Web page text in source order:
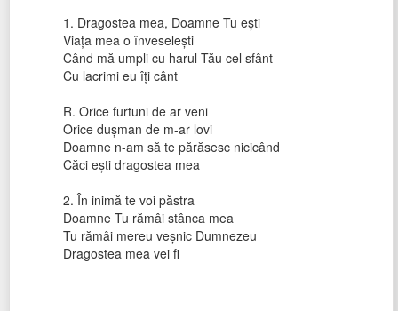
1. Dragostea mea, Doamne Tu eşti
Viaţa mea o înveseleşti
Când mă umpli cu harul Tău cel sfânt
Cu lacrimi eu îţi cânt
R. Orice furtuni de ar veni
Orice duşman de m-ar lovi
Doamne n-am să te părăsesc nicicând
Căci eşti dragostea mea
2. În inimă te voi păstra
Doamne Tu rămâi stânca mea
Tu rămâi mereu veşnic Dumnezeu
Dragostea mea vei fi